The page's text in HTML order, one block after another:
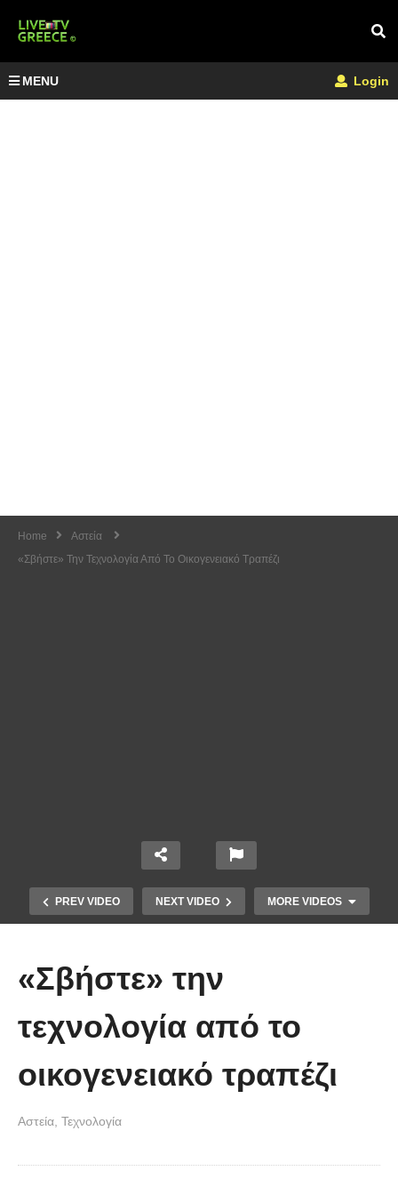
MENU Login
Home
Αστεία
«Σβήστε» Την Τεχνολογία Από Το Οικογενειακό Τραπέζι
PREV VIDEO NEXT VIDEO MORE VIDEOS
ίδια στιγμή!
«Σβήστε» την
τεχνολογία από το
οικογενειακό τραπέζι
Αστεία Τεχνολογία